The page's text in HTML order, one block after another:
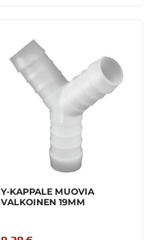
Y-KAPPALE MUOVIA
VALKOINEN 19MM